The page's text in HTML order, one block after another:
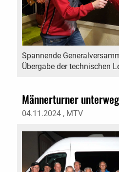
Spannende
Übergabe der technischen
Männerturner
04.11.2024 , MTV